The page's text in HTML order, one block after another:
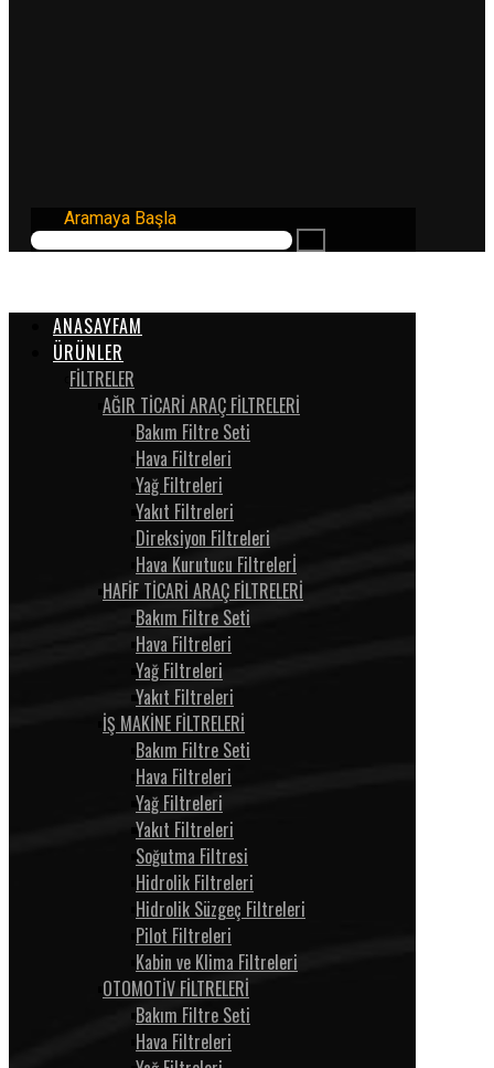
Aramaya Başla
ANASAYFAM
ÜRÜNLER
FİLTRELER
AĞIR TİCARİ ARAÇ FİLTRELERİ
Bakım Filtre Seti
Hava Filtreleri
Yağ Filtreleri
Yakıt Filtreleri
Direksiyon Filtreleri
Hava Kurutucu Filtrelerİ
HAFİF TİCARİ ARAÇ FİLTRELERİ
Bakım Filtre Seti
Hava Filtreleri
Yağ Filtreleri
Yakıt Filtreleri
İŞ MAKİNE FİLTRELERİ
Bakım Filtre Seti
Hava Filtreleri
Yağ Filtreleri
Yakıt Filtreleri
Soğutma Filtresi
Hidrolik Filtreleri
Hidrolik Süzgeç Filtreleri
Pilot Filtreleri
Kabin ve Klima Filtreleri
OTOMOTİV FİLTRELERİ
Bakım Filtre Seti
Hava Filtreleri